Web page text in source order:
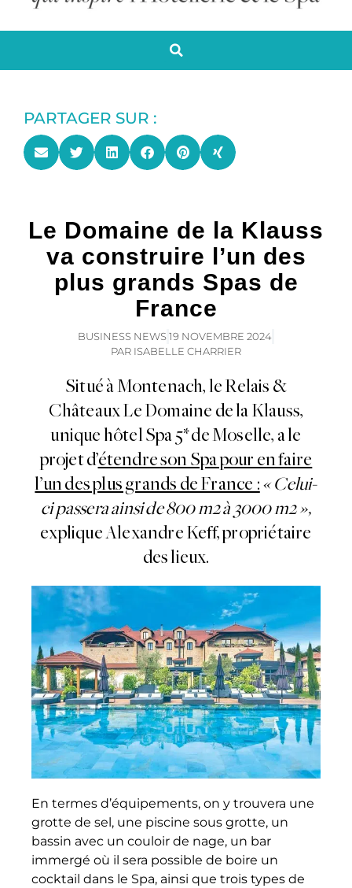
PARTAGER SUR :
Le Domaine de la Klauss
va construire l’un des
plus grands Spas de
France
BUSINESS NEWS19 NOVEMBRE 2024
PAR ISABELLE CHARRIER
Situé à Montenach, le Relais &
Châteaux Le Domaine de la Klauss,
unique hôtel Spa 5* de Moselle, a le
projet d’étendre son Spa pour en faire
l’un des plus grands de France : « Celui-
ci passera ainsi de 800 m2 à 3000 m2 »,
explique Alexandre Keff, propriétaire
des lieux.
En termes d’équipements, on y trouvera une
grotte de sel, une piscine sous grotte, un
bassin avec un couloir de nage, un bar
immergé où il sera possible de boire un
cocktail dans le Spa, ainsi que trois types de